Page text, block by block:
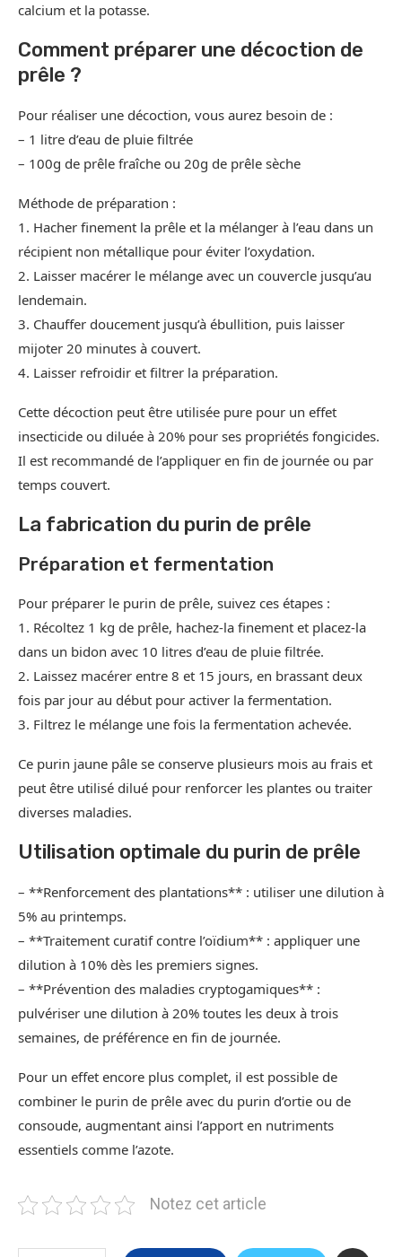
calcium et la potasse.
Comment préparer une décoction de
prêle ?
Pour réaliser une décoction, vous aurez besoin de :
– 1 litre d’eau de pluie filtrée
– 100g de prêle fraîche ou 20g de prêle sèche
Méthode de préparation :
1. Hacher finement la prêle et la mélanger à l’eau dans un
récipient non métallique pour éviter l’oxydation.
2. Laisser macérer le mélange avec un couvercle jusqu’au
lendemain.
3. Chauffer doucement jusqu’à ébullition, puis laisser
mijoter 20 minutes à couvert.
4. Laisser refroidir et filtrer la préparation.
Cette décoction peut être utilisée pure pour un effet
insecticide ou diluée à 20% pour ses propriétés fongicides.
Il est recommandé de l’appliquer en fin de journée ou par
temps couvert.
La fabrication du purin de prêle
Préparation et fermentation
Pour préparer le purin de prêle, suivez ces étapes :
1. Récoltez 1 kg de prêle, hachez-la finement et placez-la
dans un bidon avec 10 litres d’eau de pluie filtrée.
2. Laissez macérer entre 8 et 15 jours, en brassant deux
fois par jour au début pour activer la fermentation.
3. Filtrez le mélange une fois la fermentation achevée.
Ce purin jaune pâle se conserve plusieurs mois au frais et
peut être utilisé dilué pour renforcer les plantes ou traiter
diverses maladies.
Utilisation optimale du purin de prêle
– **Renforcement des plantations** : utiliser une dilution à
5% au printemps.
– **Traitement curatif contre l’oïdium** : appliquer une
dilution à 10% dès les premiers signes.
– **Prévention des maladies cryptogamiques** :
pulvériser une dilution à 20% toutes les deux à trois
semaines, de préférence en fin de journée.
Pour un effet encore plus complet, il est possible de
combiner le purin de prêle avec du purin d’ortie ou de
consoude, augmentant ainsi l’apport en nutriments
essentiels comme l’azote.
Notez cet article